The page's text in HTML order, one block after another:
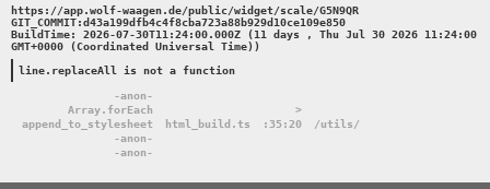
https://app.wolf-waagen.de/public/widget/scale/G5N9QR
GIT_COMMIT:d43a199dfb4c4f8cba723a88b929d10ce109e850
BuildTime: 2026-07-30T11:24:00.000Z (11 days , Thu Jul 30 2026 11:24:00
GMT+0000 (Coordinated Universal Time))
line.replaceAll is not a function
-anon-
Array.forEach
>
append_to_stylesheet
html_build.ts :35:20
/utils/
-anon-
-anon-